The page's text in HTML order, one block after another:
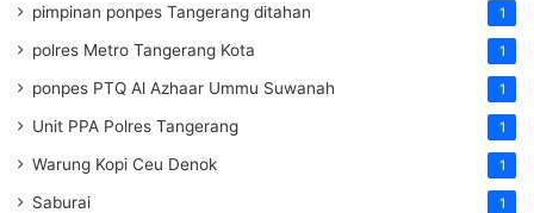
pimpinan ponpes Tangerang ditahan 1
polres Metro Tangerang Kota 1
ponpes PTQ Al Azhaar Ummu Suwanah 1
Unit PPA Polres Tangerang 1
Warung Kopi Ceu Denok 1
Saburai 1